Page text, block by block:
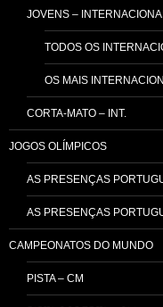
JOVENS –
TODOS OS
OS MAIS
CORTA-MATO – INT.
JOGOS OLÍMPICOS
AS PRESENÇAS
AS PRESENÇAS
CAMPEONATOS DO MUNDO
PISTA – CM